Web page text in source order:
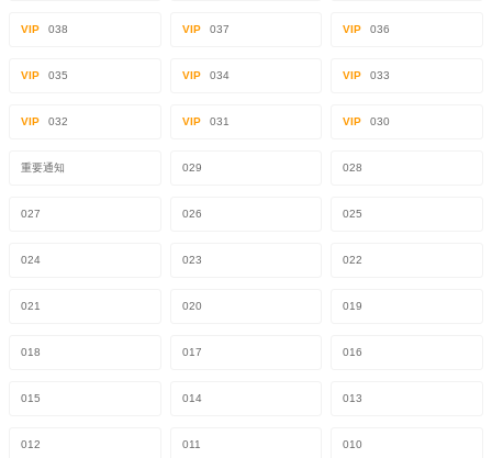
VIP 038 VIP 037 VIP 036
VIP 035 VIP 034 VIP 033
VIP 032 VIP 031 VIP 030
重要通知 029 028
027 026 025
024 023 022
021 020 019
018 017 016
015 014 013
012 011 010